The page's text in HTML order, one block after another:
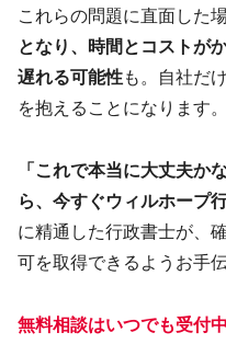
これらの問題に直面した場
となり、時間とコストが
遅れる可能性も。自社だ
を抱えることになります。
「これで本当に大丈夫か
ら、今すぐウィルホープ
に精通した行政書士が、
可を取得できるようお手
無料相談はいつでも受付中